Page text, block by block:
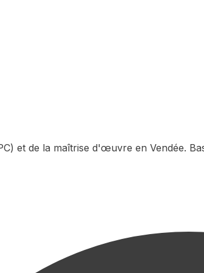
et de la maîtrise d'œuvre en Vendée.